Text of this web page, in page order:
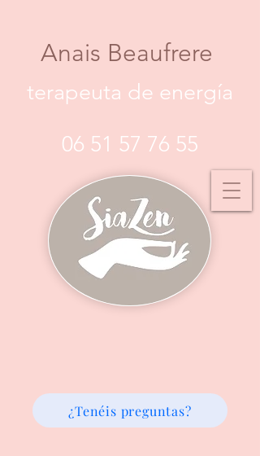
Anais Beaufrere
terapeuta de energía
06 51 57 76 55
¿Tenéis preguntas?